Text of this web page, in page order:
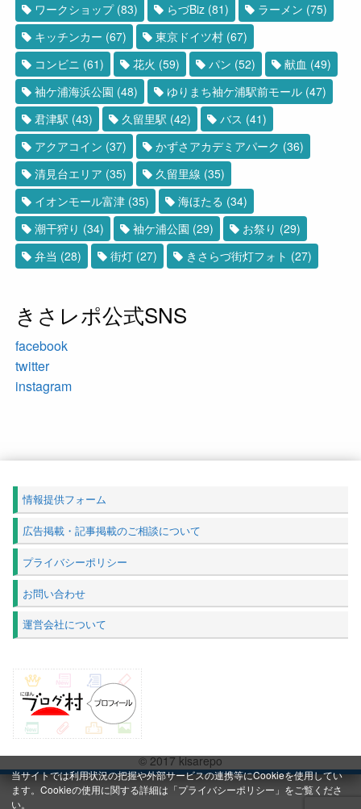
当サイトでは利用状況の把握や外部サービスの連携等にCookieを使用してい
ます。Cookieの使用に関する詳細は「プライバシーポリシー 」をご覧くださ
い。
ワークショップ(83) らづBiz (81) ラーメン (75)
キッチンカー (67) 東京ドイツ村 (67)
コンビニ (61) 花火 (59) パン (52) 献血 (49)
袖ケ浦海浜公園 (48) ゆりまち袖ケ浦駅前モール (47)
君津駅 (43) 久留里駅 (42) バス (41)
アクアコイン (37) かずさアカデミアパーク (36)
清見台エリア (35) 久留里線 (35)
イオンモール富津 (35) 海ほたる (34)
潮干狩り (34) 袖ケ浦公園 (29) お祭り (29)
弁当 (28) 街灯 (27) きさらづ街灯フォト (27)
きさレポ公式SNS
facebook
twitter
instagram
情報提供フォーム
広告掲載・記事掲載のご相談について
プライバシーポリシー
お問い合わせ
運営会社について
© 2017 kisarepo